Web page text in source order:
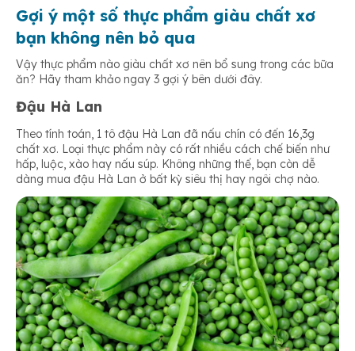
Gợi ý một số thực phẩm giàu chất xơ
bạn không nên bỏ qua
Vậy thực phẩm nào giàu chất xơ nên bổ sung trong các bữa
ăn? Hãy tham khảo ngay 3 gợi ý bên dưới đây.
Đậu Hà Lan
Theo tính toán, 1 tô đậu Hà Lan đã nấu chín có đến 16,3g
chất xơ. Loại thực phẩm này có rất nhiều cách chế biến như
hấp, luộc, xào hay nấu súp. Không những thế, bạn còn dễ
dàng mua đậu Hà Lan ở bất kỳ siêu thị hay ngôi chợ nào.